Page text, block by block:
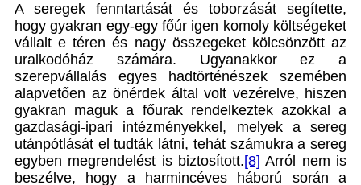
A seregek fenntartását és toborzását segítette,
hogy gyakran egy-egy főúr igen komoly költségeket
vállalt e téren és nagy összegeket kölcsönzött az
uralkodóház számára. Ugyanakkor ez a
szerepvállalás egyes hadtörténészek szemében
alapvetően az önérdek által volt vezérelve, hiszen
gyakran maguk a főurak rendelkeztek azokkal a
gazdasági-ipari intézményekkel, melyek a sereg
utánpótlását el tudták látni, tehát számukra a sereg
egyben megrendelést is biztosított.[8] Arról nem is
beszélve, hogy a harmincéves háború során a